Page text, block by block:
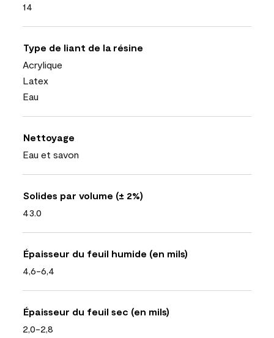
14
Type de liant de la résine
Acrylique
Latex
Eau
Nettoyage
Eau et savon
Solides par volume (± 2%)
43.0
Épaisseur du feuil humide (en mils)
4,6-6,4
Épaisseur du feuil sec (en mils)
2,0-2,8